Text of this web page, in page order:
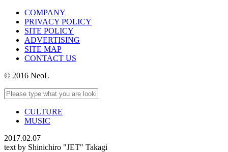
COMPANY
PRIVACY POLICY
SITE POLICY
ADVERTISING
SITE MAP
CONTACT US
© 2016 NeoL
CULTURE
MUSIC
2017.02.07
text by Shinichiro "JET" Takagi